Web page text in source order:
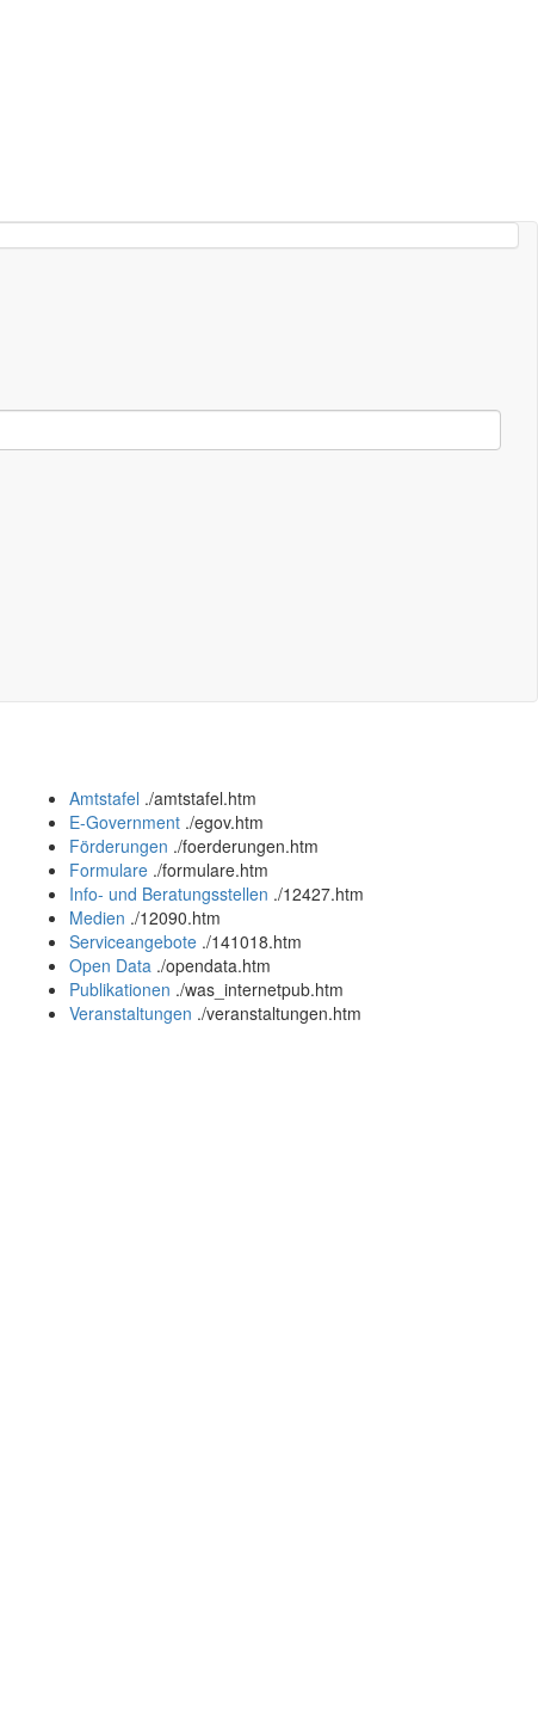
Amtstafel ./amtstafel.htm
E-Government ./egov.htm
Förderungen ./foerderungen.htm
Formulare ./formulare.htm
Info- und Beratungsstellen ./12427.htm
Medien ./12090.htm
Serviceangebote ./141018.htm
Open Data ./opendata.htm
Publikationen ./was_internetpub.htm
Veranstaltungen ./veranstaltungen.htm